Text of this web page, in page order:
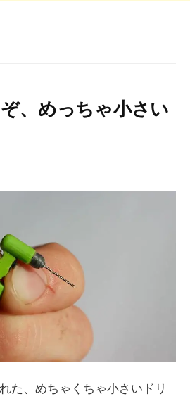
、めっちゃ小さい
た、めちゃくちゃ小さいドリ